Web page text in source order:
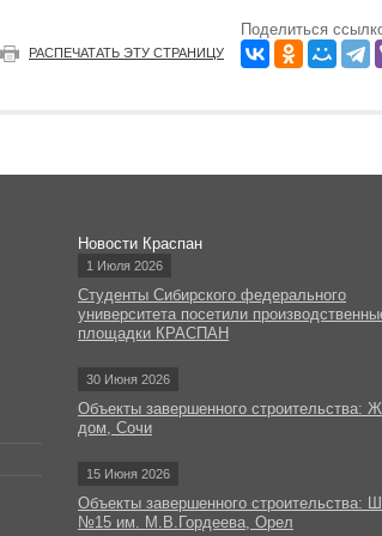
РАСПЕЧАТАТЬ ЭТУ СТРАНИЦУ
Поделиться
Новости Краспан
1 Июля 2026
Студенты Сибирского федерального
университета посетили
площадки КРАСПАН
30 Июня 2026
Объекты завершенного строительства:
дом, Сочи
15 Июня 2026
Объекты завершенного строительства:
№15 им. М.В.Гордеева, Орел